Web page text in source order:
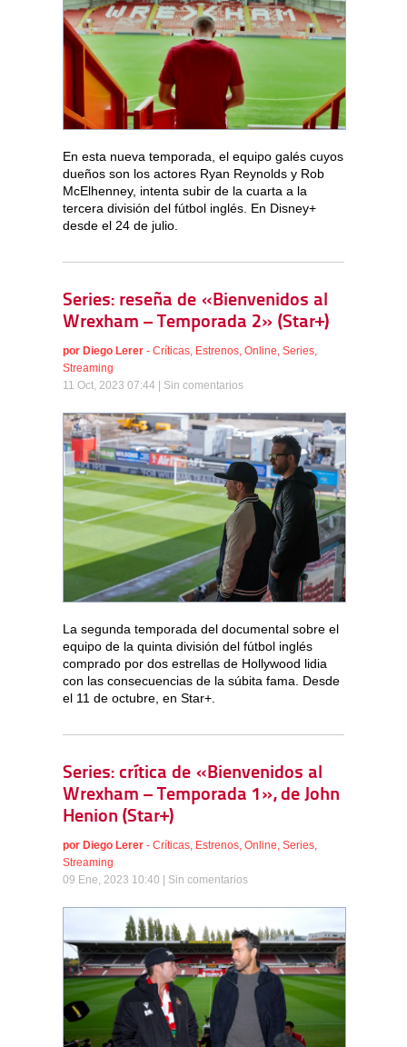
En esta nueva temporada, el equipo galés cuyos
dueños son los actores Ryan Reynolds y Rob
McElhenney, intenta subir de la cuarta a la
tercera división del fútbol inglés. En Disney+
desde el 24 de julio.
Series: reseña de «Bienvenidos al
Wrexham – Temporada 2» (Star+)
por Diego Lerer - Críticas Estrenos Online Series
Streaming
11 Oct, 2023 07:44 | Sin comentarios
La segunda temporada del documental sobre el
equipo de la quinta división del fútbol inglés
comprado por dos estrellas de Hollywood lidia
con las consecuencias de la súbita fama. Desde
el 11 de octubre, en Star+.
Series: crítica de «Bienvenidos al
Wrexham – Temporada 1», de John
Henion (Star+)
por Diego Lerer - Críticas, Estrenos, Online, Series,
Streaming
09 Ene, 2023 10:40 | Sin comentarios